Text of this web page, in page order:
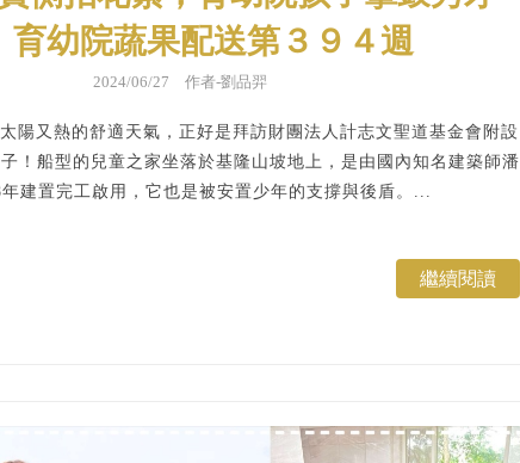
育幼院蔬果配送第３９４週
2024/06/27 作者-劉品羿
陽又熱的舒適天氣，正好是拜訪財團法人計志文聖道基金會附設
！船型的兒童之家坐落於基隆山坡地上，是由國內知名建築師潘
建置完工啟用，它也是被安置少年的支撐與後盾。...
繼續閱讀